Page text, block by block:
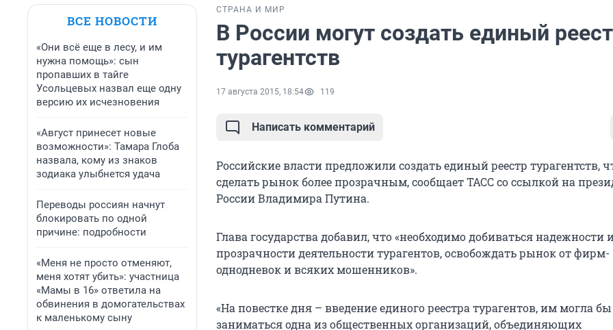
ВСЕ НОВОСТИ
«Они всё еще в лесу, и им
нужна помощь»: сын
пропавших в тайге
Усольцевых назвал еще одну
версию их исчезновения
«Август принесет новые
возможности»: Тамара Глоба
назвала, кому из знаков
зодиака улыбнется удача
Переводы россиян начнут
блокировать по одной
причине: подробности
«Меня не просто отменяют,
меня хотят убить»: участница
«Мамы в 16» ответила на
обвинения в домогательствах
к маленькому сыну
СТРАНА И МИР
В России могут создать единый
турагентств
17 августа 2015, 18:54 119
Написать комментарий
Российские власти предложили создать единый реестр турагентств,
сделать рынок более прозрачным, сообщает ТАСС со ссылкой на
России Владимира Путина.
Глава государства добавил, что «необходимо добиваться надежности
прозрачности деятельности турагентов, освобождать рынок от фирм-
однодневок и всяких мошенников».
«На повестке дня – введение единого реестра турагентов, им могла бы
заниматься одна из общественных организаций, объединяющих